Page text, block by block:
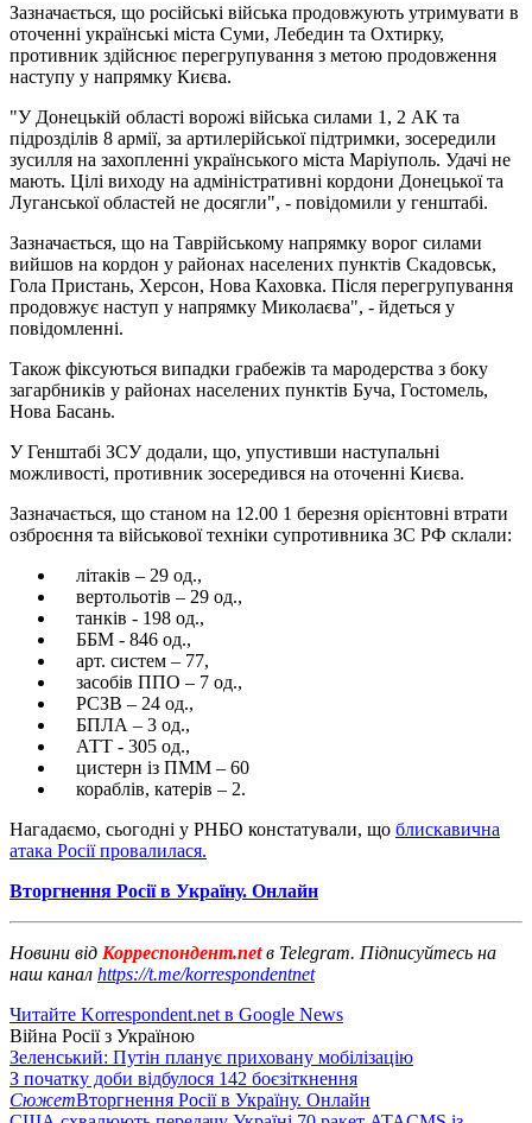
Зазначається, що російські війська продовжують утримувати в
оточенні українські міста Суми, Лебедин та Охтирку,
противник здійснює перегрупування з метою продовження
наступу у напрямку Києва.
"У Донецькій області ворожі війська силами 1, 2 АК та
підрозділів 8 армії, за артилерійської підтримки, зосередили
зусилля на захопленні українського міста Маріуполь. Удачі не
мають. Цілі виходу на адміністративні кордони Донецької та
Луганської областей не досягли", - повідомили у генштабі.
Зазначається, що на Таврійському напрямку ворог силами
вийшов на кордон у районах населених пунктів Скадовськ,
Гола Пристань, Херсон, Нова Каховка. Після перегрупування
продовжує наступ у напрямку Миколаєва", - йдеться у
повідомленні.
Також фіксуються випадки грабежів та мародерства з боку
загарбників у районах населених пунктів Буча, Гостомель,
Нова Басань.
У Генштабі ЗСУ додали, що, упустивши наступальні
можливості, противник зосередився на оточенні Києва.
Зазначається, що станом на 12.00 1 березня орієнтовні втрати
озброєння та військової техніки супротивника ЗС РФ склали:
літаків – 29 од.,
вертольотів – 29 од.,
танків - 198 од.,
ББМ - 846 од.,
арт. систем – 77,
засобів ППО – 7 од.,
РСЗВ – 24 од.,
БПЛА – 3 од.,
АТТ - 305 од.,
цистерн із ПММ – 60
кораблів, катерів – 2.
Нагадаємо, сьогодні у РНБО констатували, що блискавична
атака Росії провалилася.
Вторгнення Росії в Україну. Онлайн
Новини від Корреспондент.netв Telegram. Підписуйтесь на
наш канал https://t.me/korrespondentnet
Читайте Korrespondent.net в Google News
Війна Росії з Україною
Зеленський: Путін планує приховану мобілізацію
З початку доби відбулося 142 боєзіткнення
СюжетВторгнення Росії в Україну. Онлайн